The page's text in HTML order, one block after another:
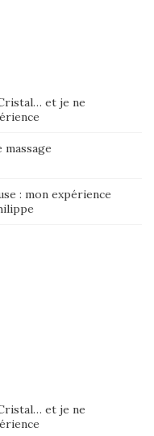
et je ne
: mon expérience
et je ne